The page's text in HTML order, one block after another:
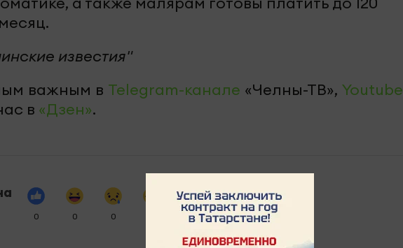
известия"
важным в Telegram-канале «Челны-ТВ», Youtube
в «Дзен».
0 0 0 0